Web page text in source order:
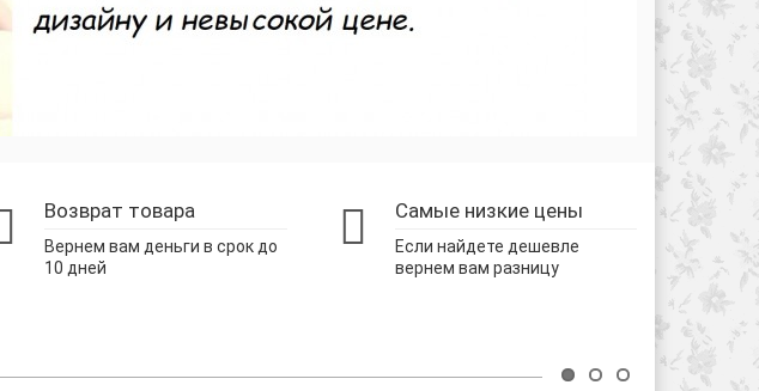
Возврат товара
Вернем вам деньги в срок до
10 дней
Самые низкие цены
Если найдете дешевле
вернем вам разницу